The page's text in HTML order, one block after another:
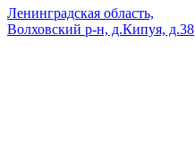
Ленинградская область,
Волховский р-н, д.Кипуя, д.38